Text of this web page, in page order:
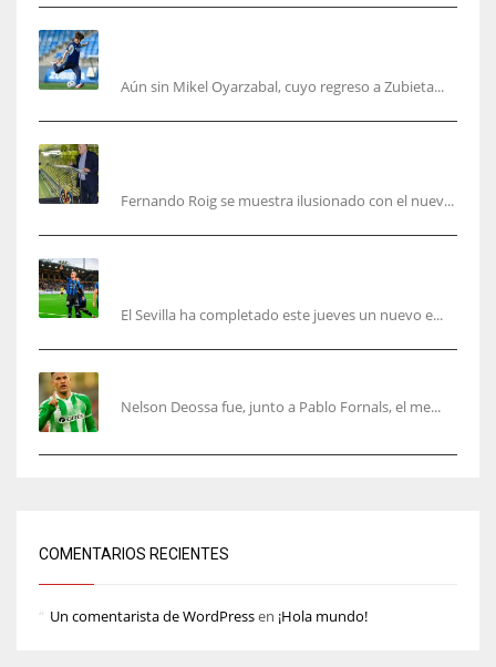
Aún sin Mikel Oyarzabal, cuyo regreso a Zubieta...
Fernando Roig se muestra ilusionado con el nuev...
El Sevilla ha completado este jueves un nuevo e...
Nelson Deossa fue, junto a Pablo Fornals, el me...
COMENTARIOS RECIENTES
Un comentarista de WordPressen ¡Hola mundo!